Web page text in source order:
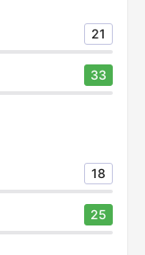
21
33
18
25